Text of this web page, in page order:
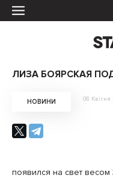
ЛИЗА БОЯРСКАЯ
НОВИНИ 08 Квітня
появился на свет